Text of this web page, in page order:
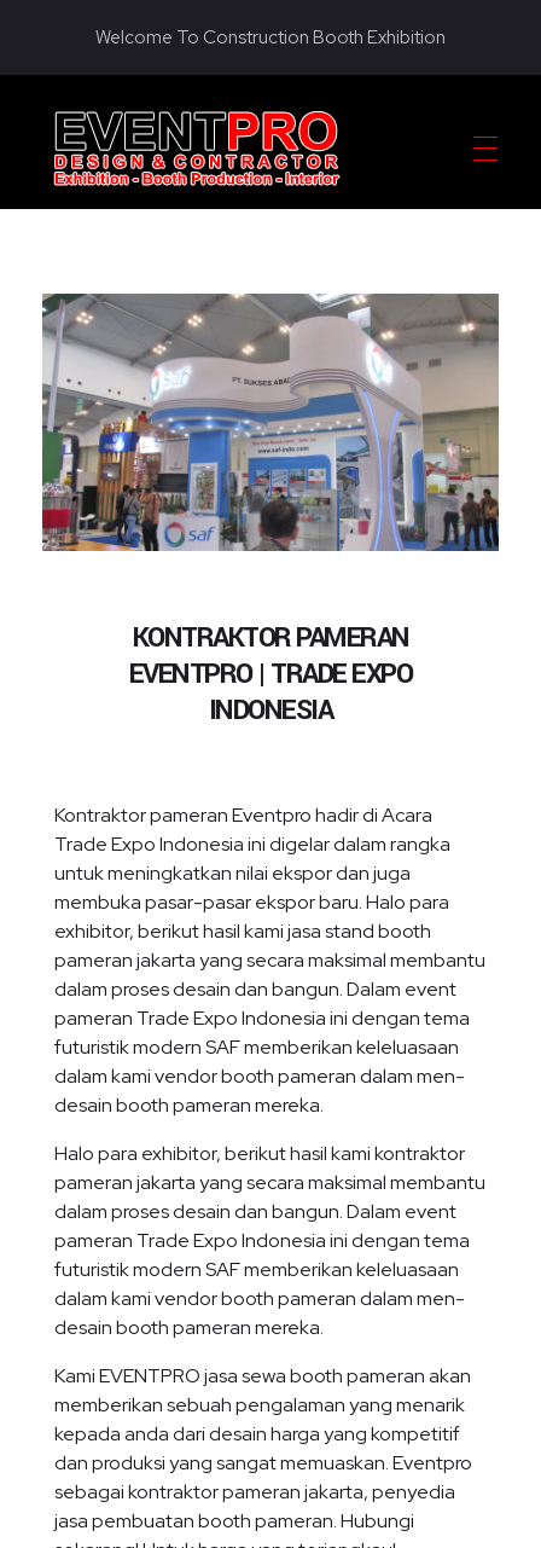
Welcome To Construction Booth Exhibition
KONTRAKTOR PAMERAN EVENTPRO
Eventpro sebagai kontraktor pameran jakarta, penyedia jasa pembuatan dekorasi booth pameran. Hubungi sekarang! Untuk harga yang terjangkau! HOTLINE 081290452586
KONTRAKTOR PAMERAN
EVENTPRO | TRADE EXPO
INDONESIA
Kontraktor pameran Eventpro hadir di Acara
Trade Expo Indonesia ini digelar dalam rangka
untuk meningkatkan nilai ekspor dan juga
membuka pasar-pasar ekspor baru. Halo para
exhibitor, berikut hasil kami jasa stand booth
pameran jakarta yang secara maksimal membantu
dalam proses desain dan bangun. Dalam event
pameran Trade Expo Indonesia ini dengan tema
futuristik modern SAF memberikan keleluasaan
dalam kami vendor booth pameran dalam men-
desain booth pameran mereka.
Halo para exhibitor, berikut hasil kami kontraktor
pameran jakarta yang secara maksimal membantu
dalam proses desain dan bangun. Dalam event
pameran Trade Expo Indonesia ini dengan tema
futuristik modern SAF memberikan keleluasaan
dalam kami vendor booth pameran dalam men-
desain booth pameran mereka.
Kami EVENTPRO jasa sewa booth pameran akan
memberikan sebuah pengalaman yang menarik
kepada anda dari desain harga yang kompetitif
dan produksi yang sangat memuaskan. Eventpro
sebagai kontraktor pameran jakarta, penyedia
jasa pembuatan booth pameran. Hubungi